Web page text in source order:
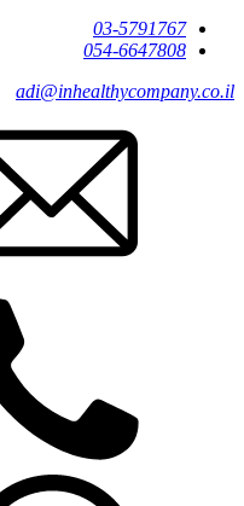
03-5791767
054-6647808
adi@inhealthycompany.co.il